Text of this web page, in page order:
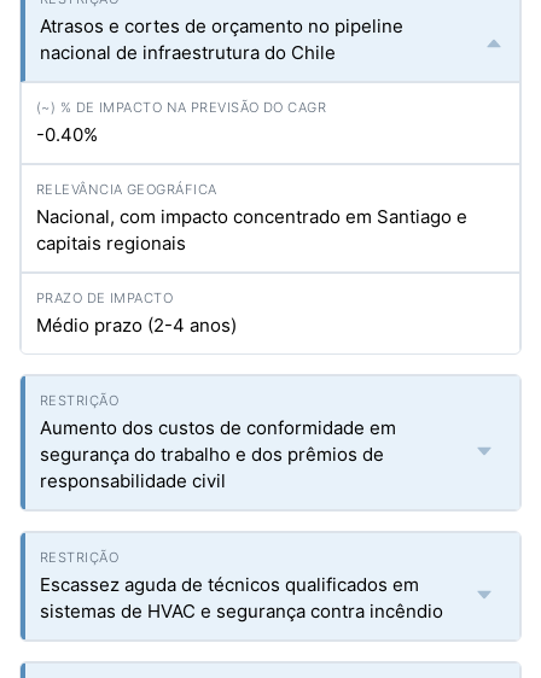
Atrasos e cortes de orçamento no pipeline
nacional de infraestrutura do Chile
-0.40%
Nacional, com impacto concentrado em Santiago e
capitais regionais
Médio prazo (2-4 anos)
Aumento dos custos de conformidade em
segurança do trabalho e dos prêmios de
responsabilidade civil
Escassez aguda de técnicos qualificados em
sistemas de HVAC e segurança contra incêndio